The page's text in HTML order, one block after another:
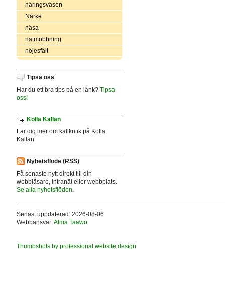
näringsväsen
Närke
näsa
nätmobbning
nöjesfält
Tipsa oss
Har du ett bra tips på en länk? Tipsa
oss!
Kolla Källan
Lär dig mer om källkritik på Kolla
Källan
Nyhetsflöde (RSS)
Få senaste nytt direkt till din
webbläsare, intranät eller webbplats.
Se alla nyhetsflöden.
Senast uppdaterad: 2026-08-06
Webbansvar:Alma Taawo
Thumbshots by professional website design